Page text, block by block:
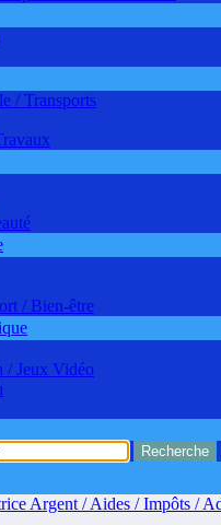
/ Transports
/ Bien-être
/ Jeux Vidéo
Argent / Aides / Impôts /